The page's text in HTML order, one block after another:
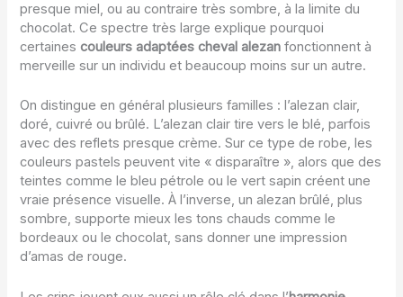
presque miel, ou au contraire très sombre, à la limite du
chocolat. Ce spectre très large explique pourquoi
certainescouleurs adaptées cheval alezan fonctionnent à
merveille sur un individu et beaucoup moins sur un autre.
On distingue en général plusieurs familles : l’alezan clair,
doré, cuivré ou brûlé. L’alezan clair tire vers le blé, parfois
avec des reflets presque crème. Sur ce type de robe, les
couleurs pastels peuvent vite « disparaître », alors que des
teintes comme le bleu pétrole ou le vert sapin créent une
vraie présence visuelle. À l’inverse, un alezan brûlé, plus
sombre, supporte mieux les tons chauds comme le
bordeaux ou le chocolat, sans donner une impression
d’amas de rouge.